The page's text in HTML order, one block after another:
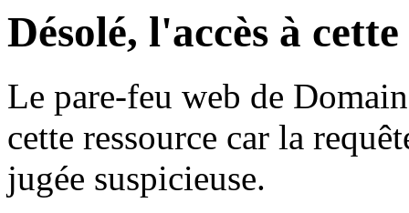
Désolé, l'accès à
Le pare-feu web de
cette ressource car la
jugée suspicieuse.